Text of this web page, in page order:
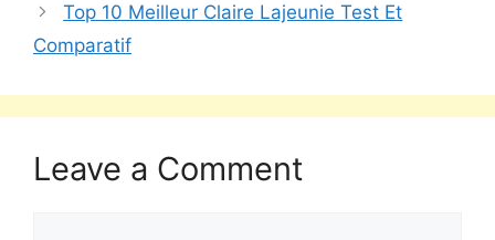
Top 10 Meilleur Claire Lajeunie Test Et
Comparatif
Leave a Comment